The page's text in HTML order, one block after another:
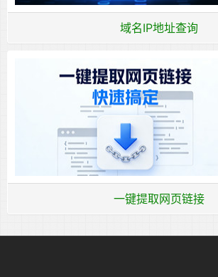
域名IP地址查询
一键提取网页链接